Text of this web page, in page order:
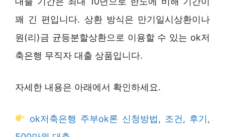
꽤 긴 편입니다. 상환 방식은 만기일시상환이나
원(리)금 균등분할상환으로 이용할 수 있는 ok저
축은행 무직자 대출 상품입니다.
자세한 내용은 아래에서 확인하세요.
ok저축은행 주부ok론 신청방법, 조건, 후기,